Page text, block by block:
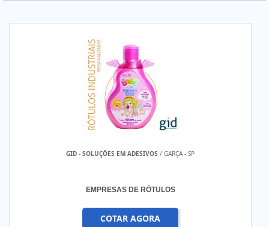
GID - SOLUÇÕES EM ADESIVOS / GARÇA - SP
EMPRESAS DE RÓTULOS
COTAR AGORA